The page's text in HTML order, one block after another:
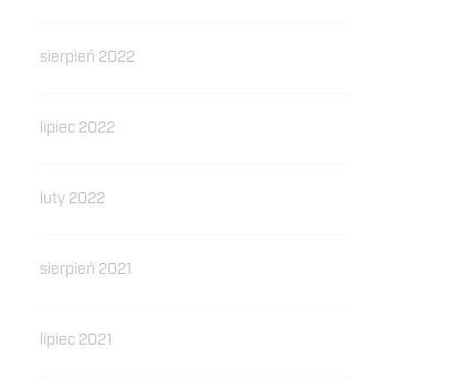
sierpień 2022
lipiec 2022
luty 2022
sierpień 2021
lipiec 2021